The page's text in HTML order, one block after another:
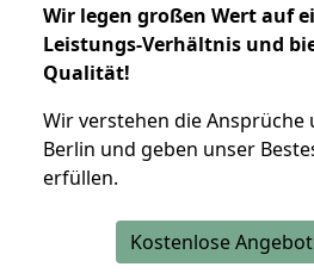
Wir legen großen Wert auf
Leistungs-Verhältnis und
Qualität!
Wir verstehen die Ansprüche
Berlin und geben unser
erfüllen.
Kostenlose